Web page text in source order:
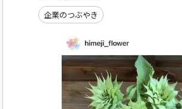
企業のつぶやき